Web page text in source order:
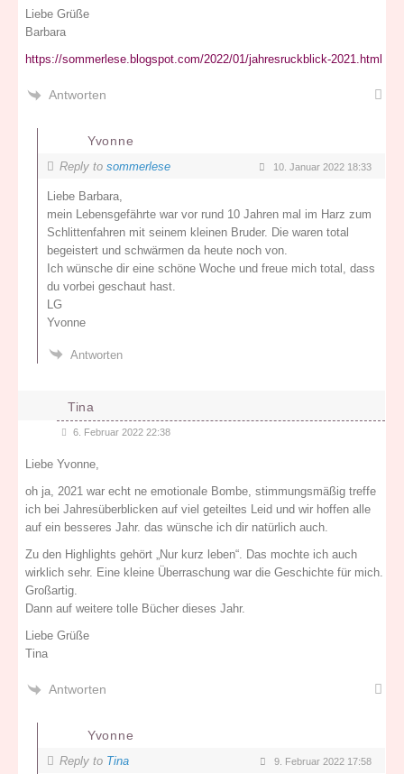
Liebe Grüße
Barbara
https://sommerlese.blogspot.com/2022/01/jahresruckblick-2021.html
Antworten
Yvonne
Reply to sommerlese 10. Januar 2022 18:33
Liebe Barbara,
mein Lebensgefährte war vor rund 10 Jahren mal im Harz zum
Schlittenfahren mit seinem kleinen Bruder. Die waren total
begeistert und schwärmen da heute noch von.
Ich wünsche dir eine schöne Woche und freue mich total, dass
du vorbei geschaut hast.
LG
Yvonne
Antworten
Tina
6. Februar 2022 22:38
Liebe Yvonne,
oh ja, 2021 war echt ne emotionale Bombe, stimmungsmäßig treffe
ich bei Jahresüberblicken auf viel geteiltes Leid und wir hoffen alle
auf ein besseres Jahr. das wünsche ich dir natürlich auch.
Zu den Highlights gehört „Nur kurz leben“. Das mochte ich auch
wirklich sehr. Eine kleine Überraschung war die Geschichte für mich.
Großartig.
Dann auf weitere tolle Bücher dieses Jahr.
Liebe Grüße
Tina
Antworten
Yvonne
Reply to Tina 9. Februar 2022 17:58